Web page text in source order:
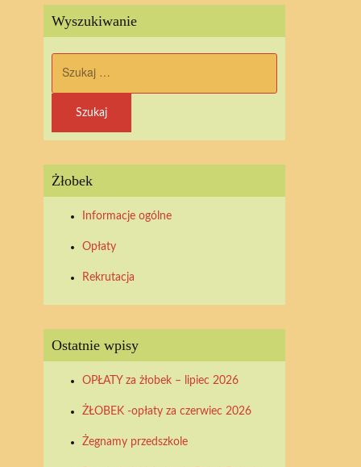
Wyszukiwanie
Żłobek
Informacje ogólne
Opłaty
Rekrutacja
Ostatnie wpisy
OPŁATY za żłobek – lipiec 2026
ŻŁOBEK -opłaty za czerwiec 2026
Żegnamy przedszkole